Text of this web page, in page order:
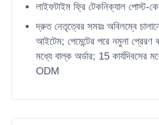
স্বচ্ছ LED ডিসপ্লে
লাইফটাইম ফ্রি টেকনিক্যাল পোস্ট-
দ্রুত নেতৃত্বের সময়ঃ অবিলম্বে
আইটেম; পেমেন্টের পরে নমুনা প্রেরণ
মধ্যে বাল্ক অর্ডার; 15 কার্যদিবসের
ODM